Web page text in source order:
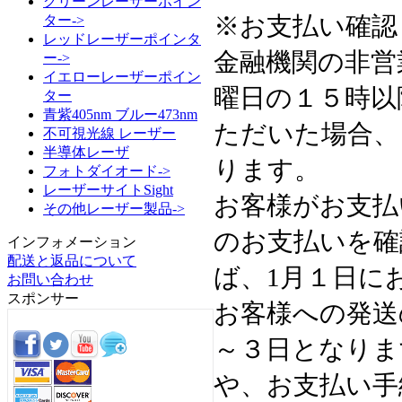
ター->
レッドレーザーポインタ
ー->
イエローレーザーポイン
ター
青紫405nm ブルー473nm
不可視光線 レーザー
半導体レーザ
フォトダイオード->
レーザーサイトSight
その他レーザー製品->
インフォメーション
配送と返品について
お問い合わせ
スポンサー
※お支払い確
金融機関の非
曜日の１５時
ただいた場合
ります。
お客様がお支
のお支払いを
ば、1月１日に
お客様への発
～３日となり
や、お支払い